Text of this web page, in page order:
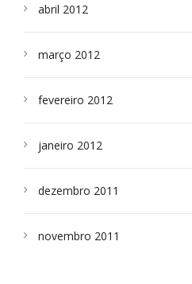
abril 2012
março 2012
fevereiro 2012
janeiro 2012
dezembro 2011
novembro 2011